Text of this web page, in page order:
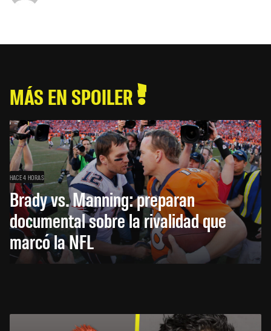
MÁS EN SPOILER
HACE 4 HORAS
Brady vs. Manning: preparan
documental sobre la rivalidad que
marcó la NFL